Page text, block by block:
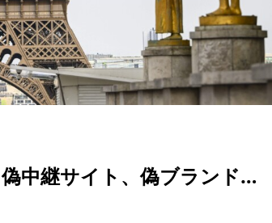
中継サイト、偽ブランド…